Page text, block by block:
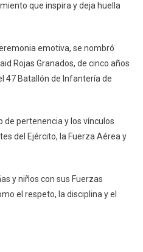
Zaid
En
Pinotepa
que inspira y deja huella
emotiva, se nombró
Rojas Granados, de cinco años
47 Batallón de Infantería de
pertenencia y los vínculos
del Ejército, la Fuerza Aérea y
y niños con sus Fuerzas
el respeto, la disciplina y el